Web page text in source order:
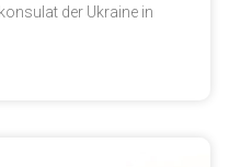
der Ukraine in